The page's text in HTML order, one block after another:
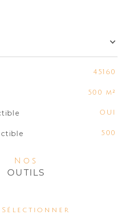
45160
500 m²
OUI
500
Nos
OUTILS
Sélectionner